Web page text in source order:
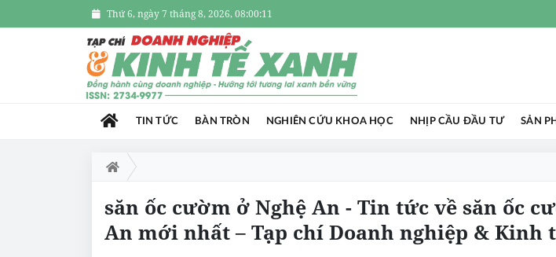
Thứ 6, ngày 7 tháng 8, 2026, 08:00:11
TIN TỨC BÀN TRÒN NGHIÊN CỨU KHOA HỌC NHỊP CẦU ĐẦU TƯ SẢN
săn ốc cườm ở Nghệ An - Tin tức về săn ốc
An mới nhất – Tạp chí Doanh nghiệp & Kinh